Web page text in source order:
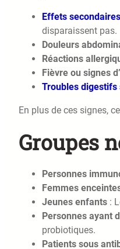
Effets
disparaissent pas.
Douleurs
Réactions
Fièvre ou signes
Troubles digestifs
En plus de ces signes,
Groupes
Personnes
Femmes
Jeunes enfants :
Personnes ayant
probiotiques.
Patients sous